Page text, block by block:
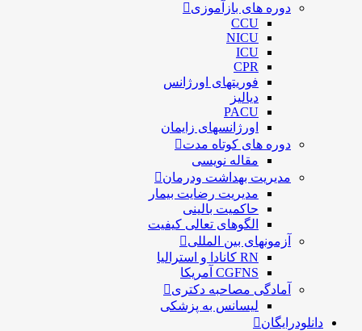
دوره های بازآموزی
CCU
NICU
ICU
CPR
فوریتهای اورژانس
دیالیز
PACU
اورژانسهای زایمان
دوره های کوتاه مدت
مقاله نویسی
مدیریت بهداشت ودرمان
مديريت رضايت بيمار
حاكميت بالينی
الگوهای تعالی کيفيت
آزمونهای بین المللی
RN کانادا و استرالیا
CGFNS آمریکا
آمادگی مصاحبه دکتری
لیسانس به پزشکی
دانلودرایگان